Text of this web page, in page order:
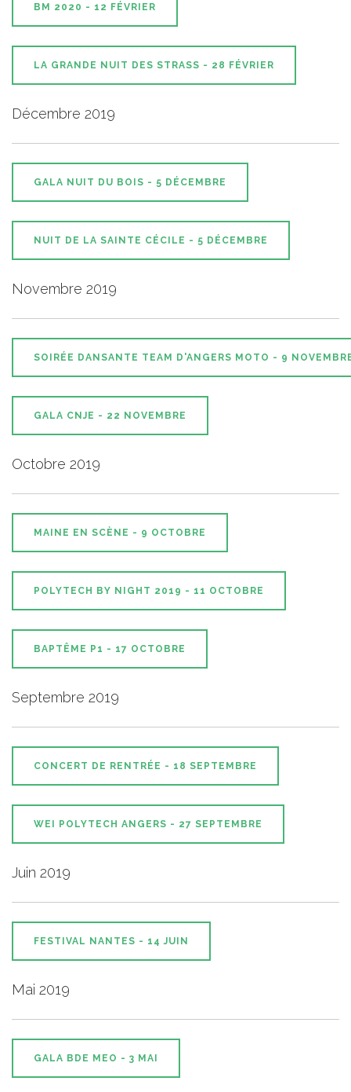
BM 2020 - 12 FÉVRIER
LA GRANDE NUIT DES STRASS - 28 FÉVRIER
Décembre 2019
GALA NUIT DU BOIS - 5 DÉCEMBRE
NUIT DE LA SAINTE CÉCILE - 5 DÉCEMBRE
Novembre 2019
SOIRÉE DANSANTE TEAM D'ANGERS MOTO - 9
GALA CNJE - 22 NOVEMBRE
Octobre 2019
MAINE EN SCÈNE - 9 OCTOBRE
POLYTECH BY NIGHT 2019 - 11 OCTOBRE
BAPTÊME P1 - 17 OCTOBRE
Septembre 2019
CONCERT DE RENTRÉE - 18 SEPTEMBRE
WEI POLYTECH ANGERS - 27 SEPTEMBRE
Juin 2019
FESTIVAL NANTES - 14 JUIN
Mai 2019
GALA BDE MEO - 3 MAI